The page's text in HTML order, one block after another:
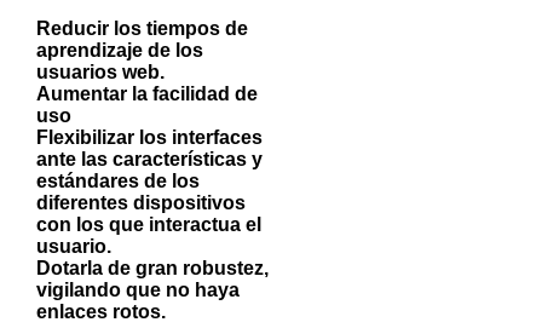
Reducir los tiempos de
aprendizaje de los
usuarios web.
Aumentar la facilidad de
uso
Flexibilizar los interfaces
ante las características y
estándares de los
diferentes dispositivos
con los que interactua el
usuario.
Dotarla de gran robustez,
vigilando que no haya
enlaces rotos.